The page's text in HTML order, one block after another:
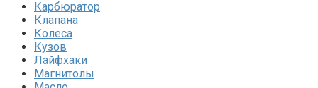
Карбюратор
Клапана
Колеса
Кузов
Лайфхаки
Магнитолы